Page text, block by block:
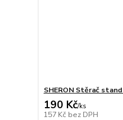
SHERON Stěrač
190 Kč/ks
157 Kč bez DPH